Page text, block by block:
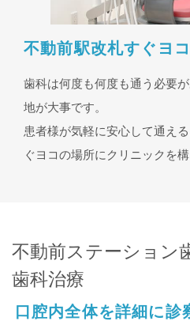
不動前駅改札すぐヨ
歯科は何度も何度も通う必要
地が大事です。
患者様が気軽に安心して通え
ぐヨコの場所にクリニックを構
不動前ステーション
歯科治療
口腔内全体を詳細に診